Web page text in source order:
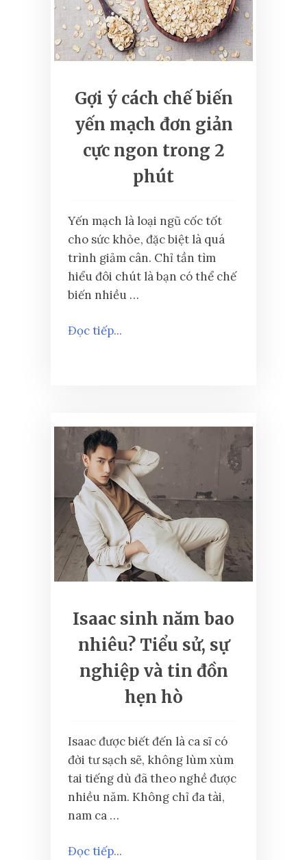
Gợi ý cách chế biến
yến mạch đơn giản
cực ngon trong 2
phút
Yến mạch là loại ngũ cốc tốt
cho sức khỏe, đặc biệt là quá
trình giảm cân. Chỉ tần tìm
hiểu đôi chút là bạn có thể chế
biến nhiều …
Đọc tiếp...
Isaac sinh năm bao
nhiêu? Tiểu sử, sự
nghiệp và tin đồn
hẹn hò
Isaac được biết đến là ca sĩ có
đời tư sạch sẽ, không lùm xùm
tai tiếng dù đã theo nghề được
nhiều năm. Không chỉ đa tài,
nam ca …
Đọc tiếp...